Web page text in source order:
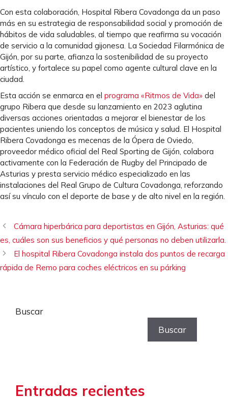
Con esta colaboración, Hospital Ribera Covadonga da un paso
más en su estrategia de responsabilidad social y promoción de
hábitos de vida saludables, al tiempo que reafirma su vocación
de servicio a la comunidad gijonesa. La Sociedad Filarmónica de
Gijón, por su parte, afianza la sostenibilidad de su proyecto
artístico, y fortalece su papel como agente cultural clave en la
ciudad.
Esta acción se enmarca en el programa «Ritmos de Vida» del
grupo Ribera que desde su lanzamiento en 2023 aglutina
diversas acciones orientadas a mejorar el bienestar de los
pacientes uniendo los conceptos de música y salud. El Hospital
Ribera Covadonga es mecenas de la Ópera de Oviedo,
proveedor médico oficial del Real Sporting de Gijón, colabora
activamente con la Federación de Rugby del Principado de
Asturias y presta servicio médico especializado en las
instalaciones del Real Grupo de Cultura Covadonga, reforzando
así su vínculo con el deporte de base y de alto nivel en la región.
Cámara hiperbárica para deportistas en Gijón, Asturias: qué
es, cuáles son sus beneficios y qué personas no deben utilizarla.
El hospital Ribera Covadonga instala dos puntos de recarga
rápida de Remo para coches eléctricos en su párking
Buscar
Buscar
Entradas recientes